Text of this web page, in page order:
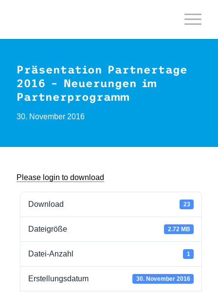
Präsentation Partnertage
2016 – Neuerungen im
Partnerprogramm
30. November 2016
Please login to download
Download 23
Dateigröße 2.72 MB
Datei-Anzahl 1
Erstellungsdatum 30. November 2016